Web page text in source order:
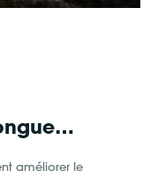
améliorer le